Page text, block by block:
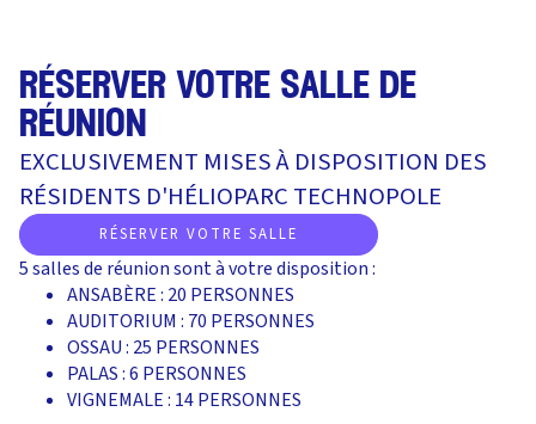
réserver votre salle de
réunion
EXCLUSIVEMENT MISES À DISPOSITION DES
RÉSIDENTS D'HÉLIOPARC TECHNOPOLE
RÉSERVER VOTRE SALLE
5 salles de réunion sont à votre disposition :
ANSABÈRE : 20 PERSONNES
AUDITORIUM : 70 PERSONNES
OSSAU : 25 PERSONNES
PALAS : 6 PERSONNES
VIGNEMALE : 14 PERSONNES